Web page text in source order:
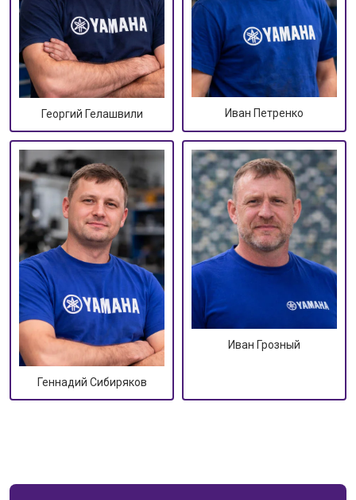
Георгий Гелашвили Иван Петренко
Геннадий Сибиряков
Иван Грозный